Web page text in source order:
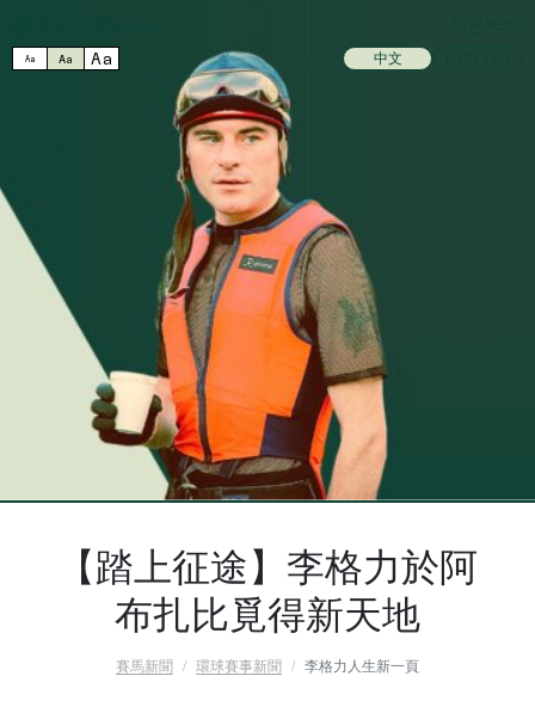
Aa Aa Aa 中文
【踏上征途】李格力於阿
布扎比覓得新天地
賽馬新聞 環球賽事新聞 李格力人生新一頁